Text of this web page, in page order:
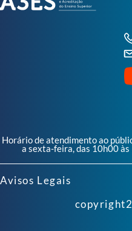
Horário de atendimento ao
a sexta-feira, das 10h00
Avisos Legais
copyright